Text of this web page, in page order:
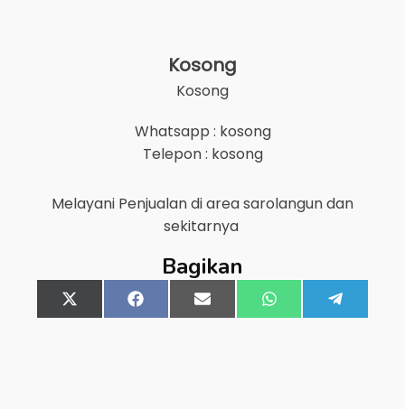
Kosong
Kosong
Whatsapp : kosong
Telepon : kosong
Melayani Penjualan di areasarolangundan
sekitarnya
Bagikan
Share
on
X
(Twitter)
Share
on
FacebookShare
on
Email Share
on
WhatsApp
on